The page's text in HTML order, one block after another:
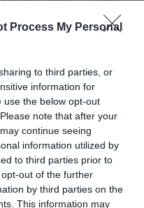
Process My Personal
to third parties, or
information for
use the below opt-out
note that after your
continue seeing
information utilized by
to third parties prior to
out of the further
by third parties on the
This information may
– a subliniat
Pd – este
deja, în ceea ce
copiii încă de
mai negativ.Părinților
să le fie frică de
există o direcție